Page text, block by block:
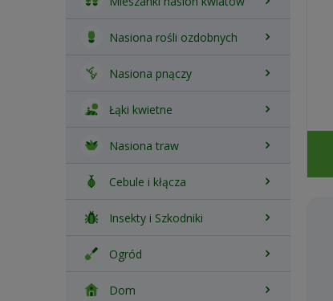
Nasiona rośli ozdobnych
Nasiona pnączy
Łąki kwietne
Nasiona traw
Cebule i kłącza
Insekty i Szkodniki
Ogród
Dom